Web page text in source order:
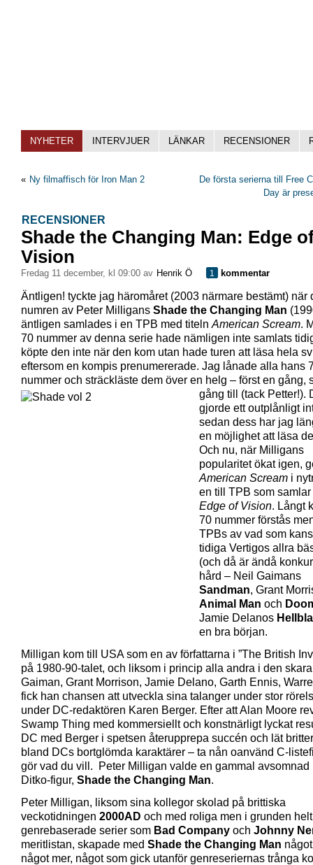
NYHETER INTERVJUER LÄNKAR RECENSIONER
« Ny filmaffisch för Iron Man 2
De första serierna till Free
Day är
RECENSIONER
Shade the Changing Man: Edge
Vision
fredag 11 december, kl 09:00 av Henrik Ö 1 kommentar
Äntligen! tyckte jag häromåret (2003 närmare bestämt) när
numren av Peter Milligans Shade the Changing Man
äntligen samlades i en TPB med titeln American Scream.
70 nummer av denna serie hade nämligen inte samlats
köpte den inte när den kom utan hade turen att läsa hela
eftersom en kompis prenumererade. Jag lånade alla hans
nummer och sträckläste dem över en helg – först en gång,
gång till (tack Petter!).
gjorde ett outplånligt
sedan dess har jag
en möjlighet att läsa
Och nu, när Milligans
popularitet ökat igen,
American Scream i
en till TPB som
Edge of Vision. Långt
70 nummer förstås
TPBs av vad som
tidiga Vertigos allra
(och då är ändå
hård – Neil Gaimans
Sandman, Grant
Animal Man och
Jamie Delanos
en bra början.
Milligan kom till USA som en av författarna i ”The British
på 1980-90-talet, och liksom i princip alla andra i den
Gaiman, Grant Morrison, Jamie Delano, Garth Ennis,
fick han chansen att utveckla sina talanger under stor
under DC-redaktören Karen Berger. Efter att Alan Moore
Swamp Thing med kommersiellt och konstnärligt lyckat
DC med Berger i spetsen återupprepa succén och lät
bland DCs bortglömda karaktärer – ta nån oanvänd C-
gör vad du vill. Peter Milligan valde en gammal avsomnad
Ditko-figur, Shade the Changing Man.
Peter Milligan, liksom sina kollegor skolad på brittiska
veckotidningen 2000AD och med roliga men i grunden helt
genrebaserade serier som Bad Company och Johnny
meritlistan, skapade med Shade the Changing Man
något mer, något som gick utanför genreseriernas trånga